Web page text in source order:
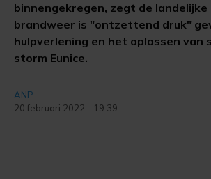
binnengekregen, zegt de landelijke
brandweer is "ontzettend druk"
hulpverlening en het oplossen van
storm Eunice.
ANP
20 februari 2022 - 19:39